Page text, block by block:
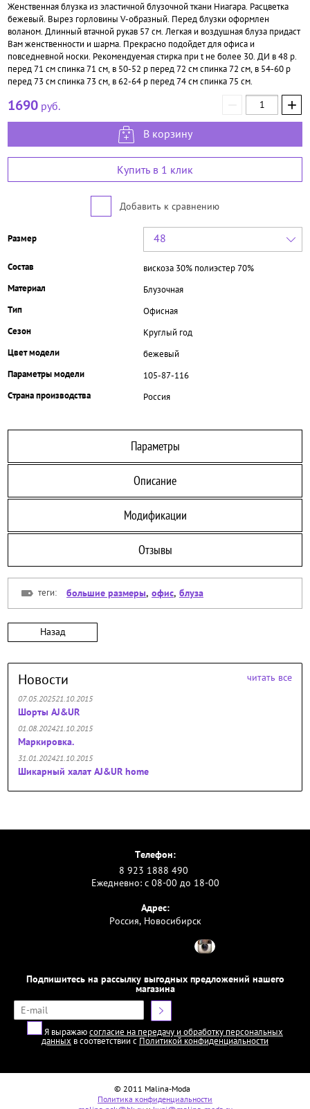
Женственная блузка из эластичной блузочной ткани Ниагара. Расцветка
бежевый. Вырез горловины V-образный. Перед блузки оформлен
воланом. Длинный втачной рукав 57 см. Легкая и воздушная блуза придаст
Вам женственности и шарма. Прекрасно подойдет для офиса и
повседневной носки. Рекомендуемая стирка при t не более 30. ДИ в 48 р.
перед 71 см спинка 71 см, в 50-52 р перед 72 см спинка 72 см, в 54-60 р
перед 73 см спинка 73 см, в 62-64 р перед 74 см спинка 75 см.
1690 руб. +
В корзину
Купить в 1 клик
Добавить к сравнению
Размер 48
Состав
вискоза 30% полиэстер 70%
Материал
Блузочная
Тип
Офисная
Сезон
Круглый год
Цвет модели
бежевый
Параметры модели
105-87-116
Страна производства
Россия
Параметры
Описание
Модификации
Отзывы
теги: большие размеры, офис, блуза
Назад
Новости читать все
07.05.202521.10.2015
Шорты AJ&UR
01.08.202421.10.2015
Маркировка.
31.01.202421.10.2015
Шикарный халат AJ&UR home
Телефон:
8 923 1888 490
Ежедневно: с 08-00 до 18-00
Адрес:
Россия, Новосибирск
Подпишитесь на рассылку выгодных предложений нашего
магазина
Я выражаюсогласие на передачу и обработку персональных
данных в соответствии с Политикой конфиденциальности
© 2011 Malina-Moda
Политика конфиденциальности